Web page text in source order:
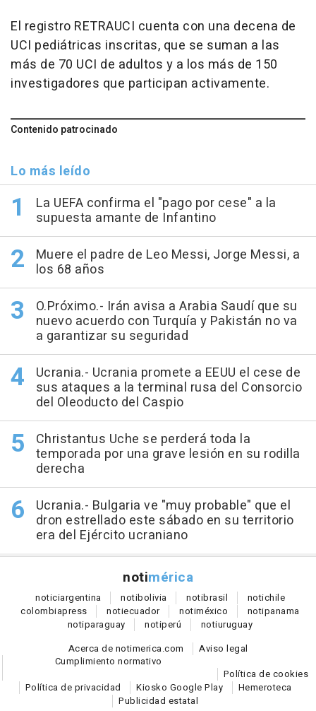
El registro RETRAUCI cuenta con una decena de
UCI pediátricas inscritas, que se suman a las
más de 70 UCI de adultos y a los más de 150
investigadores que participan activamente.
Contenido patrocinado
Lo más leído
La UEFA confirma el "pago por cese" a la
supuesta amante de Infantino
Muere el padre de Leo Messi, Jorge Messi, a
los 68 años
O.Próximo.- Irán avisa a Arabia Saudí que su
nuevo acuerdo con Turquía y Pakistán no va
a garantizar su seguridad
Ucrania.- Ucrania promete a EEUU el cese de
sus ataques a la terminal rusa del Consorcio
del Oleoducto del Caspio
Christantus Uche se perderá toda la
temporada por una grave lesión en su rodilla
derecha
Ucrania.- Bulgaria ve "muy probable" que el
dron estrellado este sábado en su territorio
era del Ejército ucraniano
notimérica
noticiargentina notibolivia notibrasil notichile
colombiapress notiecuador notiméxico notipanama
notiparaguay notiperú notiuruguay
Acerca de notimerica.com
Aviso legal
Cumplimiento normativo
Política de cookies
Política de privacidad
Kiosko Google Play
Hemeroteca
Publicidad estatal